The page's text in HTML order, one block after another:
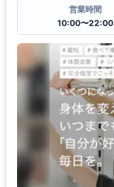
営業時間
10:00〜22:00